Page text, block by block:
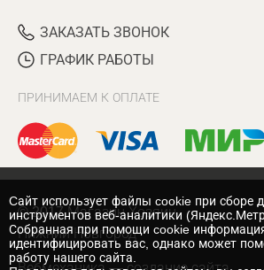
ЗАКАЗАТЬ ЗВОНОК
ГРАФИК РАБОТЫ
ПРИНИМАЕМ К ОПЛАТЕ
© 2017 Магазин Хозяин
Нижний Новгород
Cайт использует файлы cookie при сборе
инструментов веб-аналитики
Собранная при помощи cookie
идентифицировать вас, однако может
работу нашего сайта.